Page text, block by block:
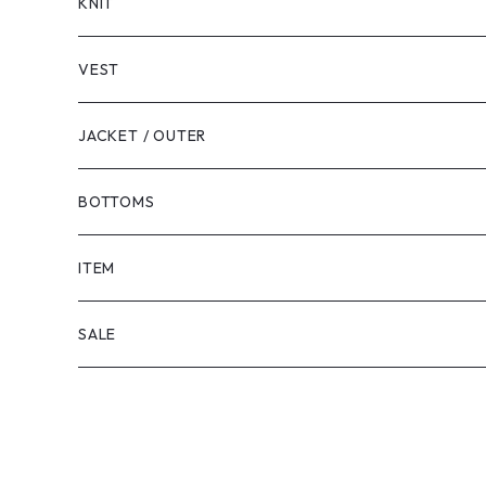
VEST
JACKET / OUTER
BOTTOMS
SHORTS
PANTS
ITEM
SALE